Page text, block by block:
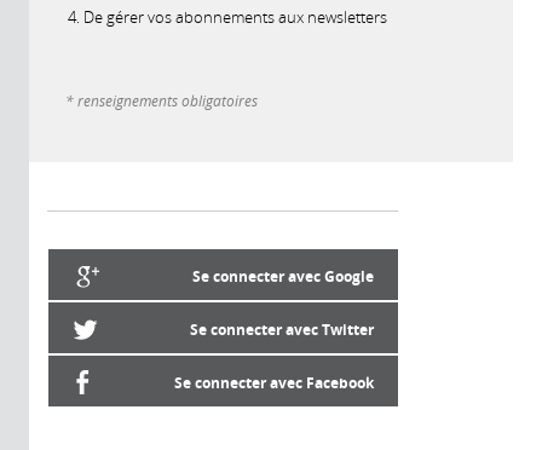
De gérer vos abonnements aux newsletters
* renseignements obligatoires
Se connecter avec Google
Se connecter avec Twitter
Se connecter avec Facebook